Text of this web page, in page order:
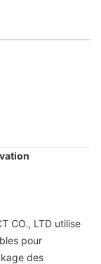
CO., LTD utilise
pour
des